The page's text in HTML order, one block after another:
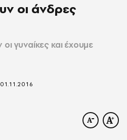
οι άνδρες
γυναίκες και έχουμε
01.11.2016